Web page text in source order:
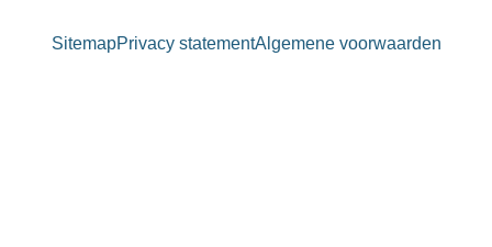
SitemapPrivacy statementAlgemene voorwaarden